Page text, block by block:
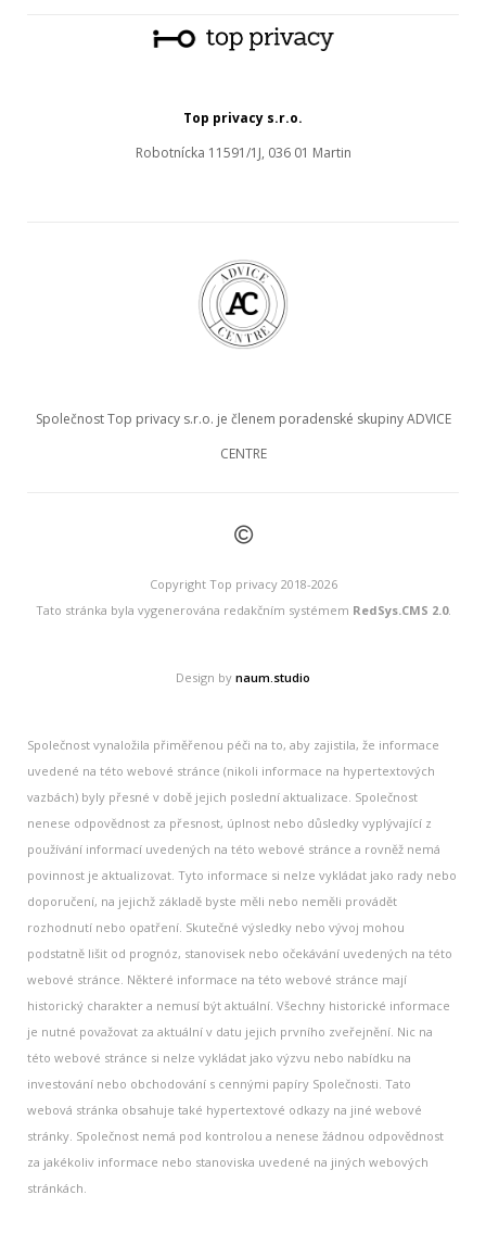
Top privacy s.r.o.
Robotnícka 11591/1J, 036 01 Martin
Společnost Top privacy s.r.o. je členem poradenské skupiny ADVICE
CENTRE
©
Copyright Top privacy 2018-2026
Tato stránka byla vygenerována redakčním systémem RedSys.CMS 2.0.
Design by naum.studio
Společnost vynaložila přiměřenou péči na to, aby zajistila, že informace
uvedené na této webové stránce (nikoli informace na hypertextových
vazbách) byly přesné v době jejich poslední aktualizace. Společnost
nenese odpovědnost za přesnost, úplnost nebo důsledky vyplývající z
používání informací uvedených na této webové stránce a rovněž nemá
povinnost je aktualizovat. Tyto informace si nelze vykládat jako rady nebo
doporučení, na jejichž základě byste měli nebo neměli provádět
rozhodnutí nebo opatření. Skutečné výsledky nebo vývoj mohou
podstatně lišit od prognóz, stanovisek nebo očekávání uvedených na této
webové stránce. Některé informace na této webové stránce mají
historický charakter a nemusí být aktuální. Všechny historické informace
je nutné považovat za aktuální v datu jejich prvního zveřejnění. Nic na
této webové stránce si nelze vykládat jako výzvu nebo nabídku na
investování nebo obchodování s cennými papíry Společnosti. Tato
webová stránka obsahuje také hypertextové odkazy na jiné webové
stránky. Společnost nemá pod kontrolou a nenese žádnou odpovědnost
za jakékoliv informace nebo stanoviska uvedené na jiných webových
stránkách.